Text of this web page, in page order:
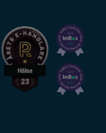
2024